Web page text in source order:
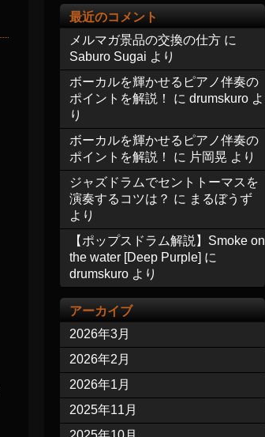
最近のコメント
メルマガ景品の交換の仕方 に
Saburo Sugai より
ボーカルを輝かせるピアノ伴奏の
ポイントを解説！
に drumskuro よ
り
ボーカルを輝かせるピアノ伴奏の
ポイントを解説！
に 片岡晃 より
ジャズドラムでセントトーマスを
演奏するコツは？ に まるぼうず
より
【ポップスドラム解説】Smoke on
the water [Deep Purple] に
drumskuro より
アーカイブ
2026年3月
2026年2月
2026年1月
2025年11月